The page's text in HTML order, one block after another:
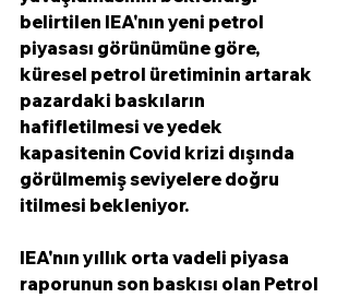
belirtilen IEA'nın yeni petrol
piyasası görünümüne göre,
küresel petrol üretiminin artarak
pazardaki baskıların
hafifletilmesi ve yedek
kapasitenin Covid krizi dışında
görülmemiş seviyelere doğru
itilmesi bekleniyor.
IEA'nın yıllık orta vadeli piyasa
raporunun son baskısı olan Petrol